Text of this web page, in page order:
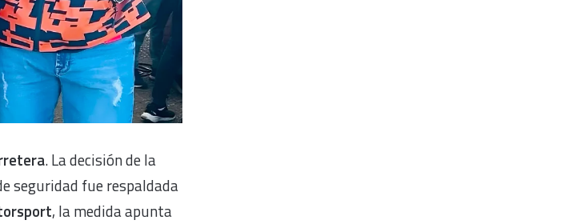
. La decisión de la
seguridad fue respaldada
, la medida apunta